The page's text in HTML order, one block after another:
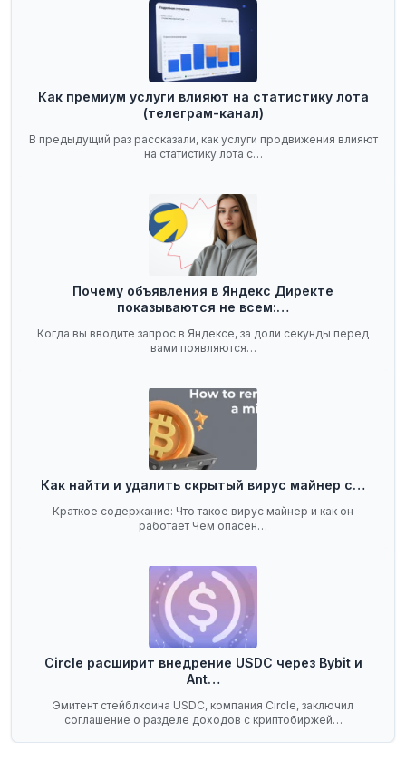
Как премиум услуги влияют на статистику лота
(телеграм-канал)
В предыдущий раз рассказали, как услуги продвижения влияют
на статистику лота с…
Почему объявления в Яндекс Директе
показываются не всем:…
Когда вы вводите запрос в Яндексе, за доли секунды перед
вами появляются…
Как найти и удалить скрытый вирус майнер с…
Краткое содержание: Что такое вирус майнер и как он
работает Чем опасен…
Circle расширит внедрение USDC через Bybit и
Ant…
Эмитент стейблкоина USDC, компания Circle, заключил
соглашение о разделе доходов с криптобиржей…